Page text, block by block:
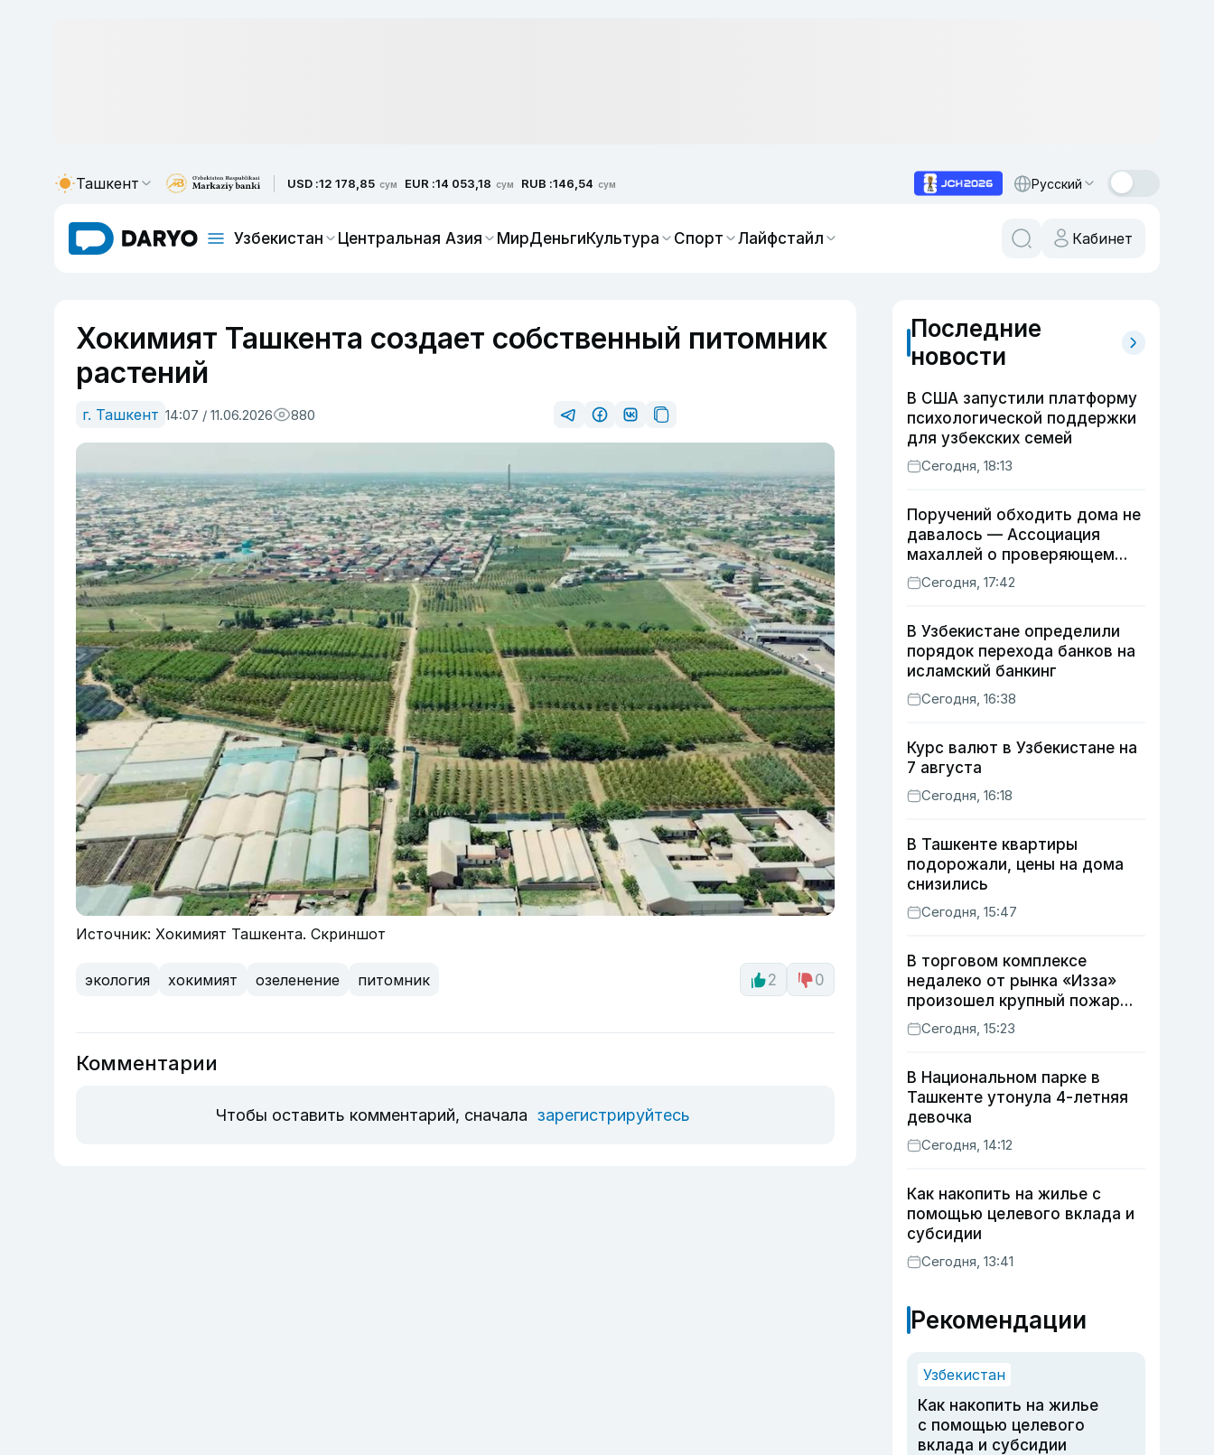
Ташкент USD :12 178,85 сум EUR :14 053,18 сум RUB :146,54 сум Русский
Узбекистан Центральная Азия МирДеньгиКультура Спорт Лайфстайл Кабинет
Хокимият Ташкента создает собственный питомник
растений
г. Ташкент 14:07 / 11.06.2026 880
Источник: Хокимият Ташкента. Скриншот
экология хокимият озеленение питомник 2 0
Комментарии
Чтобы оставить комментарий, сначала зарегистрируйтесь
Последние
новости
В США запустили платформу
психологической поддержки
для узбекских семей
Сегодня, 18:13
Поручений обходить дома не
давалось — Ассоциация
махаллей о проверяющем
хокиме
Сегодня, 17:42
В Узбекистане определили
порядок перехода банков на
исламский банкинг
Сегодня, 16:38
Курс валют в Узбекистане на
7 августа
Сегодня, 16:18
В Ташкенте квартиры
подорожали, цены на дома
снизились
Сегодня, 15:47
В торговом комплексе
недалеко от рынка «Изза»
произошел крупный пожар
(видео)
Сегодня, 15:23
В Национальном парке в
Ташкенте утонула 4-летняя
девочка
Сегодня, 14:12
Как накопить на жилье с
помощью целевого вклада и
субсидии
Сегодня, 13:41
Рекомендации
Узбекистан
Как накопить на жилье
с помощью целевого
вклада и субсидии